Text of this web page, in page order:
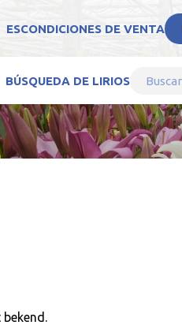
ESCONDICIONES DE VENTA
BÚSQUEDA DE LIRIOS